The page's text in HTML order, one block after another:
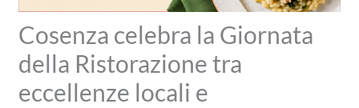
Cosenza celebra la Giornata
della Ristorazione tra
eccellenze locali e